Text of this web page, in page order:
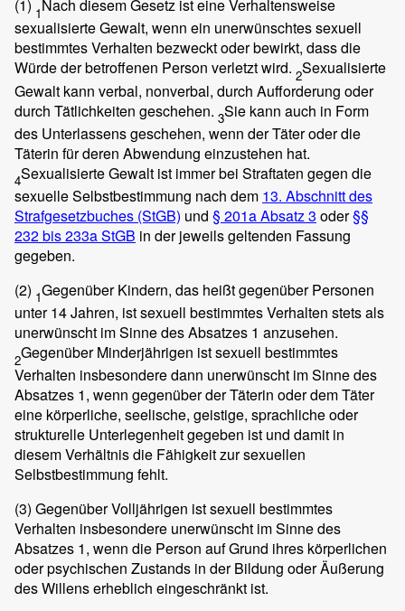
(1) 1Nach diesem Gesetz ist eine Verhaltensweise
sexualisierte Gewalt, wenn ein unerwünschtes sexuell
bestimmtes Verhalten bezweckt oder bewirkt, dass die
Würde der betroffenen Person verletzt wird. 2Sexualisierte
Gewalt kann verbal, nonverbal, durch Aufforderung oder
durch Tätlichkeiten geschehen. 3Sie kann auch in Form
des Unterlassens geschehen, wenn der Täter oder die
Täterin für deren Abwendung einzustehen hat.
4Sexualisierte Gewalt ist immer bei Straftaten gegen die
sexuelle Selbstbestimmung nach dem 13. Abschnitt des
Strafgesetzbuches (StGB) und § 201a Absatz 3 oder§§
232 bis 233a StGB in der jeweils geltenden Fassung
gegeben.
(2) 1Gegenüber Kindern, das heißt gegenüber Personen
unter 14 Jahren, ist sexuell bestimmtes Verhalten stets als
unerwünscht im Sinne des Absatzes 1 anzusehen.
2Gegenüber Minderjährigen ist sexuell bestimmtes
Verhalten insbesondere dann unerwünscht im Sinne des
Absatzes 1, wenn gegenüber der Täterin oder dem Täter
eine körperliche, seelische, geistige, sprachliche oder
strukturelle Unterlegenheit gegeben ist und damit in
diesem Verhältnis die Fähigkeit zur sexuellen
Selbstbestimmung fehlt.
(3) Gegenüber Volljährigen ist sexuell bestimmtes
Verhalten insbesondere unerwünscht im Sinne des
Absatzes 1, wenn die Person auf Grund ihres körperlichen
oder psychischen Zustands in der Bildung oder Äußerung
des Willens erheblich eingeschränkt ist.